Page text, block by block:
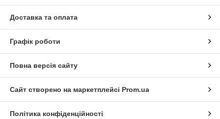
Доставка та оплата
Графік роботи
Повна версія сайту
Сайт створено на маркетплейсі Prom.ua
Політика конфіденційності